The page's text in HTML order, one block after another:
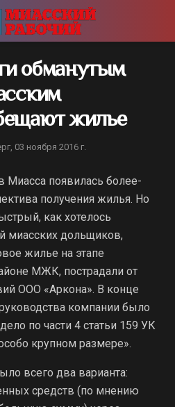
обманутым
жилье
03 ноября 2016 г.
появилась более-
получения жилья. Но
как хотелось
миасских дольщиков,
жилье на этапе
МЖК, пострадали от
ООО «Аркона». В конце
компании было
по части 4 статьи 159 УК
крупном размере».
всего два варианта:
средств (по мнению